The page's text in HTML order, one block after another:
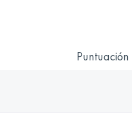
Puntuación